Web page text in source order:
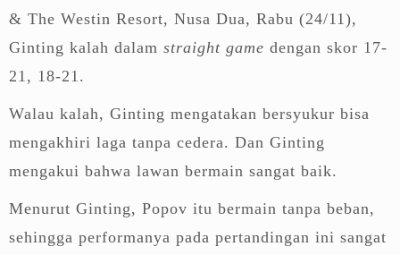
& The Westin Resort, Nusa Dua, Rabu (24/11),
Ginting kalah dalam straight game dengan skor 17-
21, 18-21.
Walau kalah, Ginting mengatakan bersyukur bisa
mengakhiri laga tanpa cedera. Dan Ginting
mengakui bahwa lawan bermain sangat baik.
Menurut Ginting, Popov itu bermain tanpa beban,
sehingga performanya pada pertandingan ini sangat